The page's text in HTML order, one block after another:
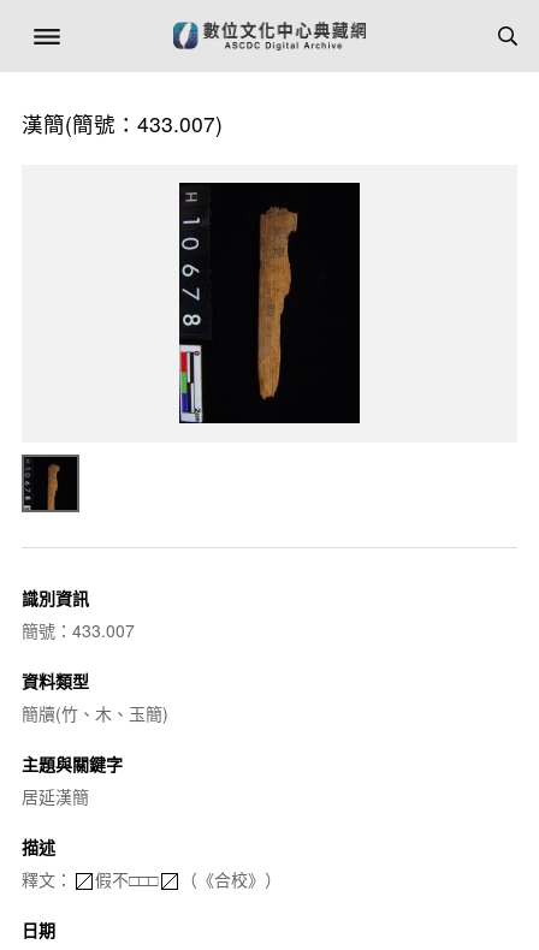
漢簡(簡號：433.007)
識別資訊
簡號：433.007
資料類型
簡牘(竹、木、玉簡)
主題與關鍵字
居延漢簡
描述
釋文：
假不□□□ （《合校》）
日期